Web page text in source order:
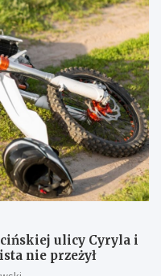
ulicy Cyryla i
nie przeżył